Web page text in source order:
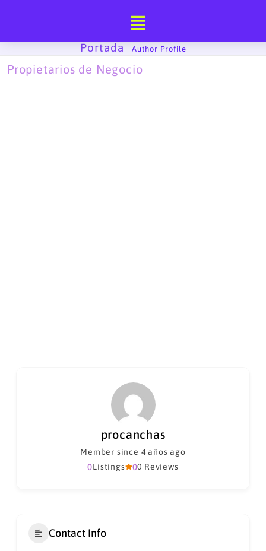
Portada
Author Profile
Propietarios de Negocio
procanchas
Member since 4 años ago
00 Reviews
0Listings
Contact Info